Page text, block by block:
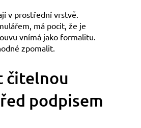
v prostřední vrstvě.
má pocit, že je
vnímá jako formalitu.
zpomalit.
čitelnou
podpisem